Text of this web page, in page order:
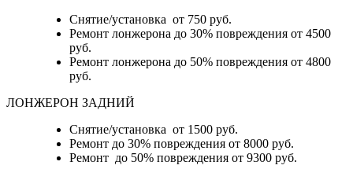
Снятие/установка от 750 руб.
Ремонт лонжерона до 30% повреждения от 4500
руб.
Ремонт лонжерона до 50% повреждения от 4800
руб.
ЛОНЖЕРОН ЗАДНИЙ
Снятие/установка от 1500 руб.
Ремонт до 30% повреждения от 8000 руб.
Ремонт до 50% повреждения от 9300 руб.